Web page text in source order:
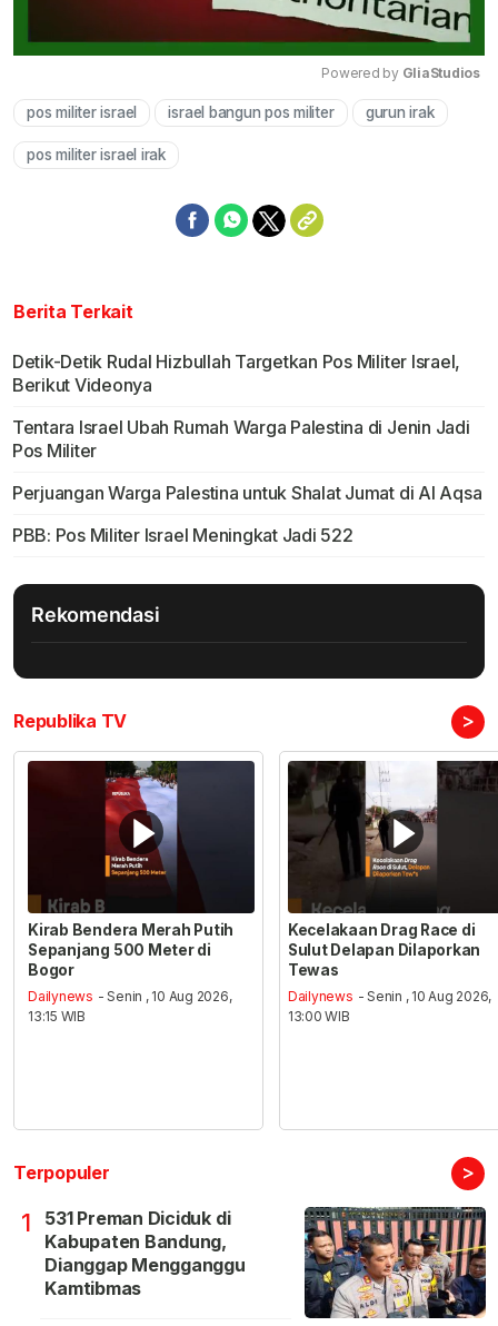
Mute
Powered by GliaStudios
pos militer israel israel bangun pos militer gurun irak
pos militer israel irak
Berita Terkait
Detik-Detik Rudal Hizbullah Targetkan Pos Militer Israel,
Berikut Videonya
Tentara Israel Ubah Rumah Warga Palestina di Jenin Jadi
Pos Militer
Perjuangan Warga Palestina untuk Shalat Jumat di Al Aqsa
PBB: Pos Militer Israel Meningkat Jadi 522
Rekomendasi
Republika TV >
Kirab Bendera Merah Putih
Sepanjang 500 Meter di
Bogor
Dailynews - Senin , 10 Aug 2026,
13:15 WIB
Kecelakaan Drag Race di
Sulut Delapan Dilaporkan
Tewas
Dailynews - Senin , 10 Aug 2026,
13:00 WIB
Terpopuler >
1
531 Preman Diciduk di
Kabupaten Bandung,
Dianggap Mengganggu
Kamtibmas